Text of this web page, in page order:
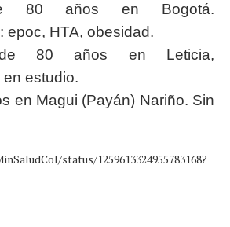
80 años en Bogotá.
epoc, HTA, obesidad.
80 años en Leticia,
estudio.
en Magui (Payán) Nariño. Sin
status/1259613324955783168?